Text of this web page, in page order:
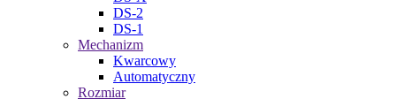
DS-2
DS-1
Mechanizm
Kwarcowy
Automatyczny
Rozmiar